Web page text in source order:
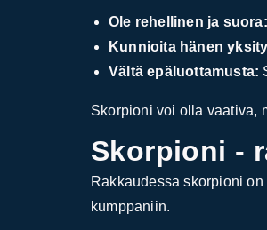
Ole rehellinen ja suora:
Kunnioita hänen
Vältä epäluottamusta:
Skorpioni voi olla vaativa,
Skorpioni -
Rakkaudessa skorpioni
kumppaniin.